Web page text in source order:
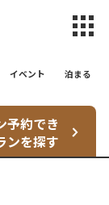
光
イベント 泊まる
予約でき
ンを探す